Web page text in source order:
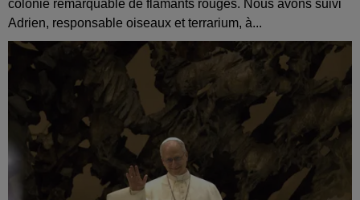
colonie remarquable de flamants rouges. Nous avons suivi
Adrien, responsable oiseaux et terrarium, à...